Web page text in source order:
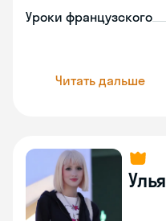
Уроки французского
Читать дальше